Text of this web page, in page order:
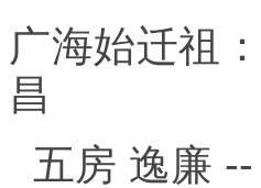
广海始迁祖
昌
五房 逸廉